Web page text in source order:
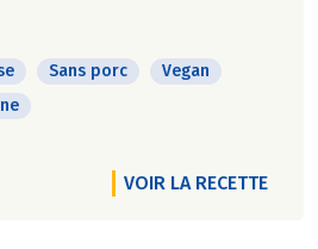
Sans porc
Vegan
VOIR LA RECETTE